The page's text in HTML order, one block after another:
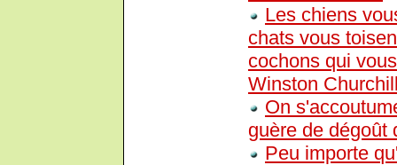
Les chiens
chats vous
cochons qui
Winston
On
guère de dégoût
Peu importe